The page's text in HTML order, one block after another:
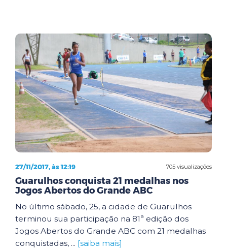
705 visualizações
27/11/2017, às 12:19
Guarulhos conquista 21 medalhas nos
Jogos Abertos do Grande ABC
No último sábado, 25, a cidade de Guarulhos
terminou sua participação na 81ª edição dos
Jogos Abertos do Grande ABC com 21 medalhas
conquistadas, ... [saiba mais]